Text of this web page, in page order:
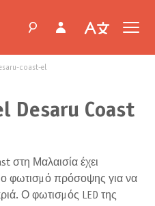
coast-el
Desaru Coast
στη Μαλαισία έχει
φωτισμό πρόσοψης για να
Ο φωτισμός LED της